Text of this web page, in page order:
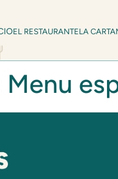
EL RESTAURANTELA CARTA
Menu